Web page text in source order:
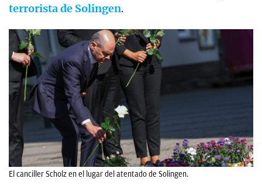
terrorista de Solingen.
El canciller Scholz en el lugar del atentado de Solingen.